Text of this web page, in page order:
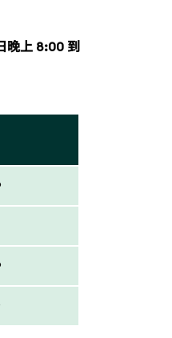
晚上 8:00 到